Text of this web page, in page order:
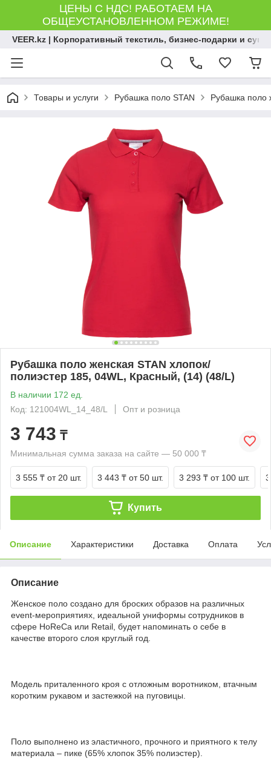
ЦЕНЫ С НДС! РАБОТАЕМ НА
ОБЩЕУСТАНОВЛЕННОМ РЕЖИМЕ!
VEER.kz | Корпоративный текстиль, бизнес-подарки и
Товары и услуги Рубашка поло STAN Рубашка поло
Рубашка поло женская STAN хлопок/
полиэстер 185, 04WL, Красный, (14) (48/L)
В наличии 172 ед.
Код: 121004WL_14_48/L
Опт и розница
3 743 ₸
Минимальная сумма заказа на сайте — 50 000 ₸
3 555 ₸ от 20 шт. 3 443 ₸ от 50 шт. 3 293 ₸ от 100 шт.
Купить
Описание Характеристики Доставка Оплата
Описание
Женское поло создано для броских образов на различных
event-мероприятиях, идеальной униформы сотрудников в
сфере HoReCa или Retail, будет напоминать о себе в
качестве второго слоя круглый год.
Модель приталенного кроя с отложным воротником, втачным
коротким рукавом и застежкой на пуговицы.
Поло выполнено из эластичного, прочного и приятного к телу
материала – пике (65% хлопок 35% полиэстер).